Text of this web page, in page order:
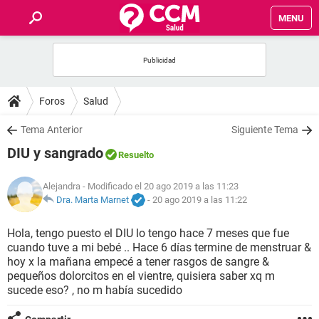
MENU
FOROS
SALUD
FAMILIA
NUTRICIÓN
BIENESTAR
SEXUALIDAD
GLOSARIO
Foros Salud
Tema Anterior Siguiente Tema
DIU y sangrado Resuelto
Alejandra - Modificado el 20 ago 2019 a las 11:23
Dra. Marta Marnet
- 20 ago 2019 a las 11:22
Hola, tengo puesto el DIU lo tengo hace 7 meses que fue
cuando tuve a mi bebé .. Hace 6 días termine de menstruar &
hoy x la mañana empecé a tener rasgos de sangre &
pequeños dolorcitos en el vientre, quisiera saber xq m
sucede eso? , no m había sucedido